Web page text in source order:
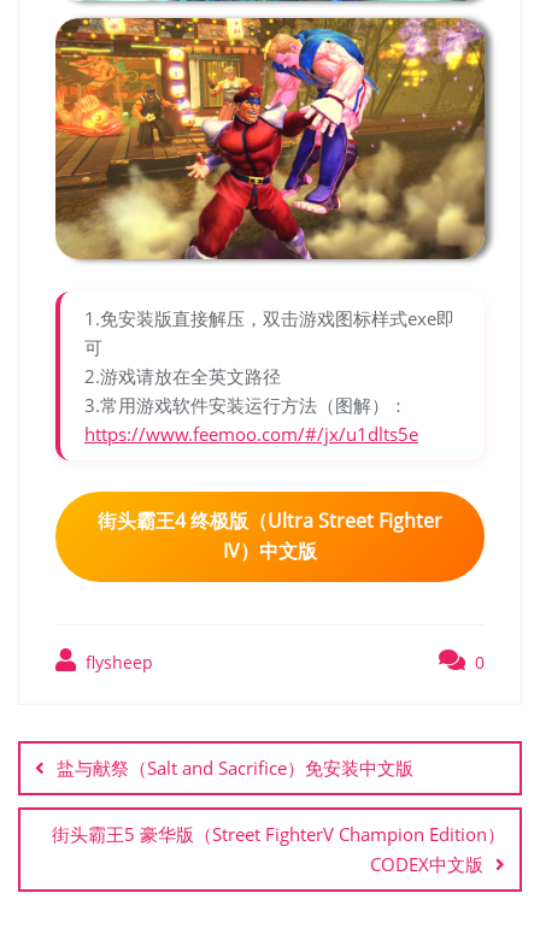
1.免安装版直接解压，双击游戏图标样式exe即
可
2.游戏请放在全英文路径
3.常用游戏软件安装运行方法（图解）：
https://www.feemoo.com/#/jx/u1dlts5e
街头霸王4 终极版（Ultra Street Fighter
IV）中文版
flysheep 0
章
导
航
盐与献祭（Salt and Sacrifice）免安装中文版
街头霸王5 豪华版（Street FighterV Champion Edition）
CODEX中文版